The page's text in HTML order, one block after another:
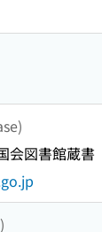
会図書館蔵書